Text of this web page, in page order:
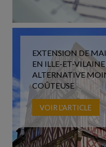
EXTENSION DE
EN ILLE-ET-
ALTERNATIVE
COÛTEUSE
VOIR L'ARTICLE